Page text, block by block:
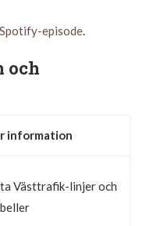
Spotify-episode.
och
information
Västtrafik-linjer och